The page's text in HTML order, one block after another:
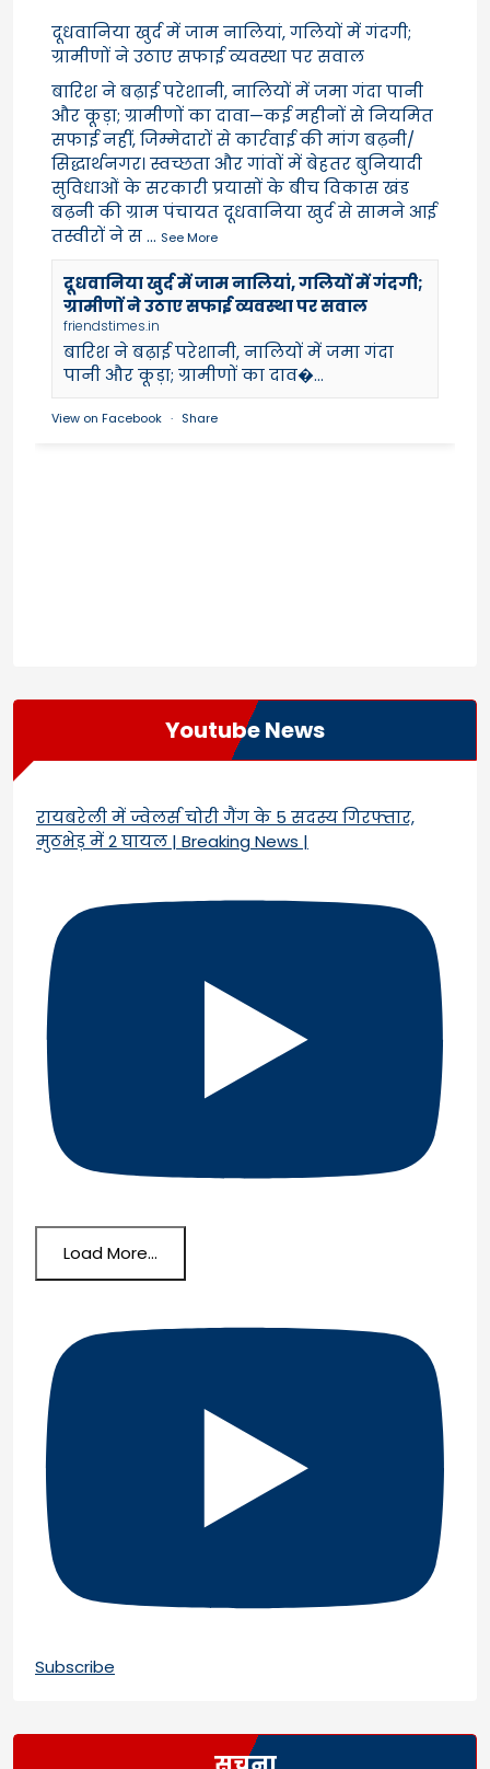
दूधवानिया खुर्द में जाम नालियां, गलियों में गंदगी;
ग्रामीणों ने उठाए सफाई व्यवस्था पर सवाल
बारिश ने बढ़ाई परेशानी, नालियों में जमा गंदा पानी
और कूड़ा; ग्रामीणों का दावा—कई महीनों से नियमित
सफाई नहीं, जिम्मेदारों से कार्रवाई की मांग बढ़नी/
सिद्धार्थनगर। स्वच्छता और गांवों में बेहतर बुनियादी
सुविधाओं के सरकारी प्रयासों के बीच विकास खंड
बढ़नी की ग्राम पंचायत दूधवानिया खुर्द से सामने आई
तस्वीरों ने स... See More
दूधवानिया खुर्द में जाम नालियां, गलियों में गंदगी;
ग्रामीणों ने उठाए सफाई व्यवस्था पर सवाल
friendstimes.in
बारिश ने बढ़ाई परेशानी, नालियों में जमा गंदा
पानी और कूड़ा; ग्रामीणों का दाव�...
View on Facebook · Share
Youtube News
रायबरेली में ज्वेलर्स चोरी गैंग के 5 सदस्य गिरफ्तार,
मुठभेड़ में 2 घायल | Breaking News |
Load More...
Subscribe